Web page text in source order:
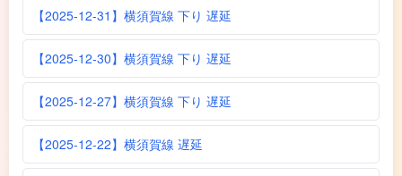
【2025-12-31】横須賀線 下り 遅延
【2025-12-30】横須賀線 下り 遅延
【2025-12-27】横須賀線 下り 遅延
【2025-12-22】横須賀線 遅延